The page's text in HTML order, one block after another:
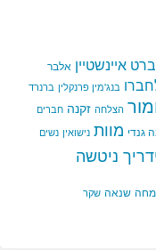
איינשטיין אלבר
בנג'מין פרנקלין ברנרד
הצלחה זקנה חברים
גנדי מוות נישואין נשים
ניטשה
שנאה שקר